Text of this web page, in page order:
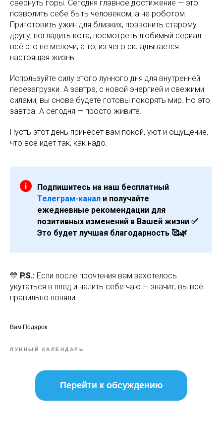
свернуть горы. Сегодня главное достижение — это
позволить себе быть человеком, а не роботом.
Приготовить ужин для близких, позвонить старому
другу, погладить кота, посмотреть любимый сериал —
всё это не мелочи, а то, из чего складывается
настоящая жизнь.
Используйте силу этого лунного дня для внутренней
перезагрузки. А завтра, с новой энергией и свежими
силами, вы снова будете готовы покорять мир. Но это
завтра. А сегодня — просто живите.
Пусть этот день принесет вам покой, уют и ощущение,
что всё идет так, как надо.
Подпишитесь на наш бесплатный
Телеграм-канал и получайте
ежедневные рекомендации для
позитивных изменений в Вашей жизни ✅
Это будет лучшая благодарность 🥰🌿
💛 P.S.: Если после прочтения вам захотелось
укутаться в плед и налить себе чаю — значит, вы всё
правильно поняли.
Вам Подарок
ЛУННЫЙ КАЛЕНДАРЬ
Перейти к обсуждению